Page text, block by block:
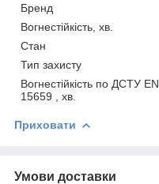
Бренд
Вогнестійкість, хв.
Стан
Тип захисту
Вогнестійкість по ДСТУ EN
15659 , хв.
Приховати
Умови доставки